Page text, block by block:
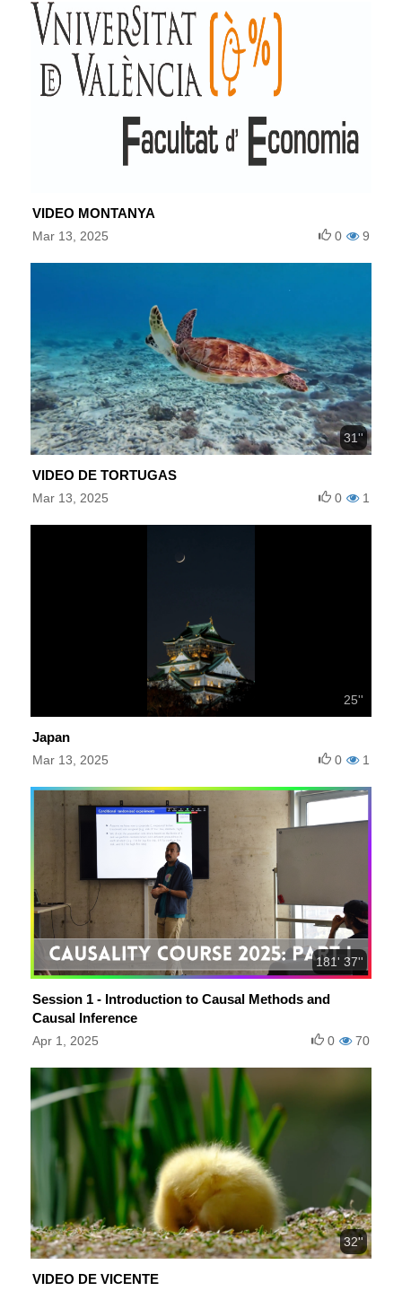
VIDEO MONTANYA
Mar 13, 2025 9
0
31''
VIDEO DE TORTUGAS
Mar 13, 2025 1
0
25''
Japan
Mar 13, 2025 1
0
181' 37''
Session 1 - Introduction to Causal Methods and
Causal Inference
Apr 1, 2025 70
0
32''
VIDEO DE VICENTE